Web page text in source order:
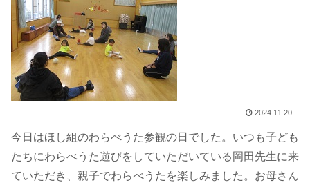
2024.11.20
今日はほし組のわらべうた参観の日でした。いつも子ども
たちにわらべうた遊びをしていただいている岡田先生に来
ていただき、親子でわらべうたを楽しみました。お母さん